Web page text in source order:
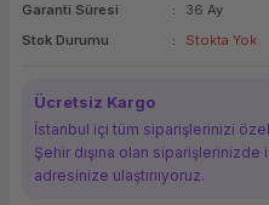
Bileşenleri
Garanti Süresi
36 Ay
Stok Durumu
Stokta Yok
Ücretsiz Kargo
İstanbul içi tüm siparişlerinizi
Şehir dışına olan
adresinize ulaştırııyoruz.